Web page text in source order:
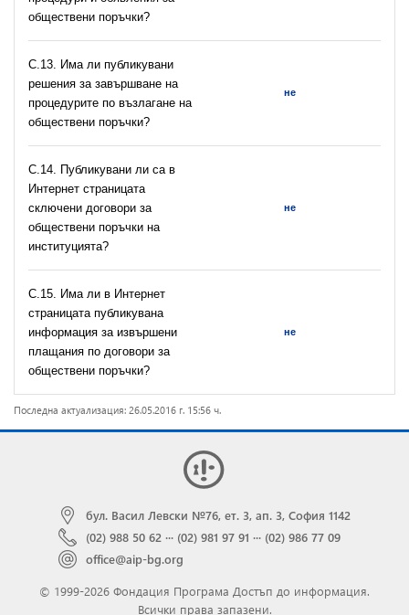
обществени поръчки?
С.13. Има ли публикувани
решения за завършване на
процедурите по възлагане на
обществени поръчки?
не
С.14. Публикувани ли са в
Интернет страницата
сключени договори за
обществени поръчки на
институцията?
не
С.15. Има ли в Интернет
страницата публикувана
информация за извършени
плащания по договори за
обществени поръчки?
не
Последна актуализация: 26.05.2016 г. 15:56 ч.
бул. Васил Левски №76, ет. 3, ап. 3, София 1142
(02) 988 50 62 ··· (02) 981 97 91 ··· (02) 986 77 09
office@aip-bg.org
© 1999-2026 Фондация Програма Достъп до информация.
Всички права запазени.